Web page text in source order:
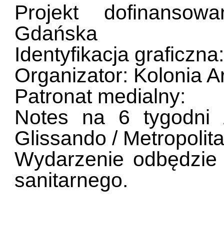
Projekt
Gdańska
Identyfikacja
Organizator: Kolonia
Patronat medialny:
Notes na 6
Glissando /
Wydarzenie
sanitarnego.